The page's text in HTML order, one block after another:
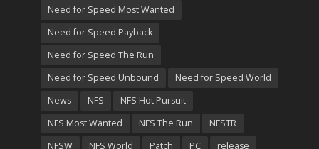
Need for Speed Most Wanted
Need for Speed Payback
Need for Speed The Run
Need for Speed Unbound
Need for Speed World
News
NFS
NFS Hot Pursuit
NFS Most Wanted
NFS The Run
NFSTR
NFSW
NFS World Patch PC
release